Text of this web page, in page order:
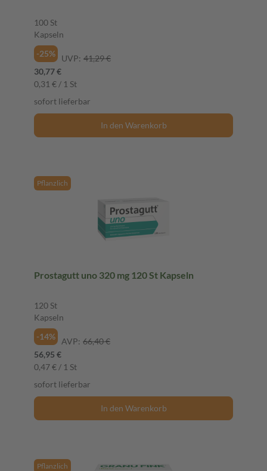
100 St
Kapseln
-25%
UVP: 41,29 €
30,77 €
0,31 € / 1 St
sofort lieferbar
In den Warenkorb
Pflanzlich
Prostagutt uno 320 mg 120 St Kapseln
120 St
Kapseln
-14%
AVP: 66,40 €
56,95 €
0,47 € / 1 St
sofort lieferbar
In den Warenkorb
Pflanzlich